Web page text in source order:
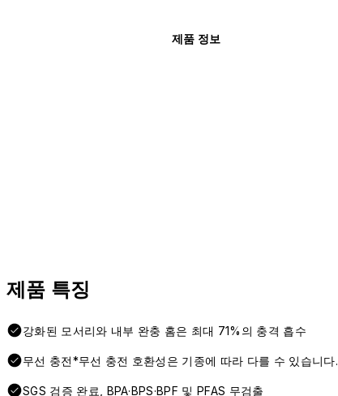
제품 정보
제품 특징
강화된 모서리와 내부 완충 홈은 최대 71%의 충격 흡수
무선 충전*무선 충전 호환성은 기종에 따라 다를 수 있습니다.
SGS 검증 완료, BPA·BPS·BPF 및 PFAS 무검출